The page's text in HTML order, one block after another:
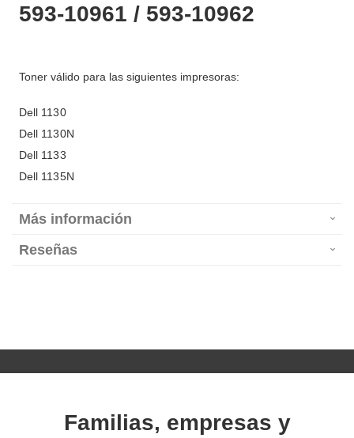
593-10961 / 593-10962
Toner válido para las siguientes impresoras:
Dell 1130
Dell 1130N
Dell 1133
Dell 1135N
Más información
Reseñas
Familias, empresas y